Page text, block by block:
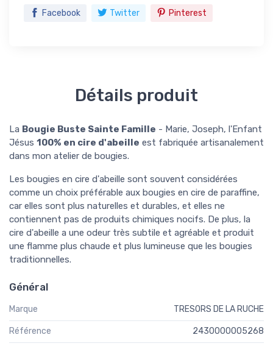
Facebook Twitter Pinterest
Détails produit
La Bougie Buste Sainte Famille - Marie, Joseph, l'Enfant
Jésus 100% en cire d'abeille est fabriquée artisanalement
dans mon atelier de bougies.
Les bougies en cire d'abeille sont souvent considérées
comme un choix préférable aux bougies en cire de paraffine,
car elles sont plus naturelles et durables, et elles ne
contiennent pas de produits chimiques nocifs. De plus, la
cire d'abeille a une odeur très subtile et agréable et produit
une flamme plus chaude et plus lumineuse que les bougies
traditionnelles.
Général
Marque TRESORS DE LA RUCHE
Référence 2430000005268